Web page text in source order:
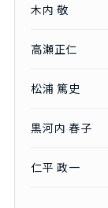
木内 敬
高瀬正仁
松浦 篤史
黒河内 春子
仁平 政一